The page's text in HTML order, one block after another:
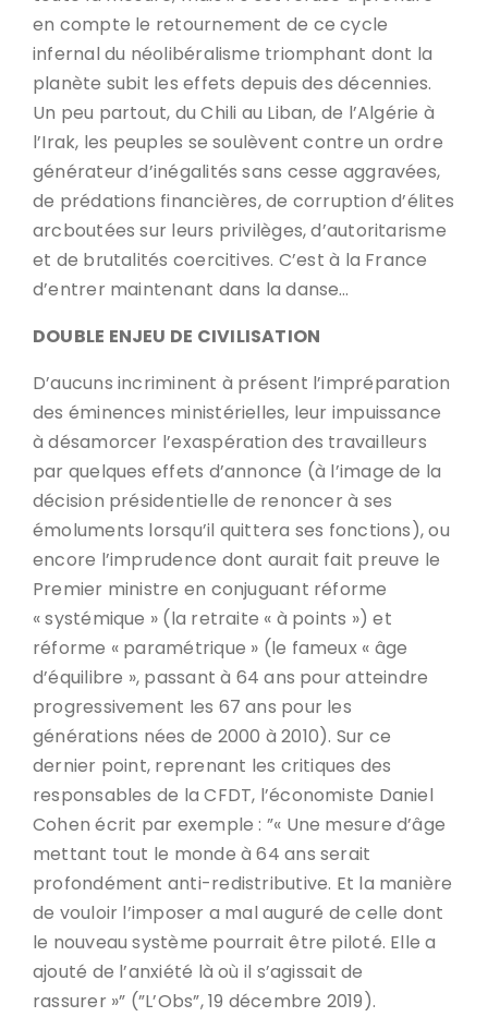
en compte le retournement de ce cycle
infernal du néolibéralisme triomphant dont la
planète subit les effets depuis des décennies.
Un peu partout, du Chili au Liban, de l’Algérie à
l’Irak, les peuples se soulèvent contre un ordre
générateur d’inégalités sans cesse aggravées,
de prédations financières, de corruption d’élites
arcboutées sur leurs privilèges, d’autoritarisme
et de brutalités coercitives. C’est à la France
d’entrer maintenant dans la danse…
DOUBLE ENJEU DE CIVILISATION
D’aucuns incriminent à présent l’impréparation
des éminences ministérielles, leur impuissance
à désamorcer l’exaspération des travailleurs
par quelques effets d’annonce (à l’image de la
décision présidentielle de renoncer à ses
émoluments lorsqu’il quittera ses fonctions), ou
encore l’imprudence dont aurait fait preuve le
Premier ministre en conjuguant réforme
« systémique » (la retraite « à points ») et
réforme « paramétrique » (le fameux « âge
d’équilibre », passant à 64 ans pour atteindre
progressivement les 67 ans pour les
générations nées de 2000 à 2010). Sur ce
dernier point, reprenant les critiques des
responsables de la CFDT, l’économiste Daniel
Cohen écrit par exemple : ”« Une mesure d’âge
mettant tout le monde à 64 ans serait
profondément anti-redistributive. Et la manière
de vouloir l’imposer a mal auguré de celle dont
le nouveau système pourrait être piloté. Elle a
ajouté de l’anxiété là où il s’agissait de
rassurer »” (”L’Obs”, 19 décembre 2019).